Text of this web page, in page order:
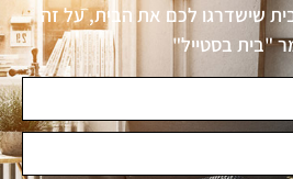
שישדרגו לכם את הבית, על זה
"בית בסטייל"